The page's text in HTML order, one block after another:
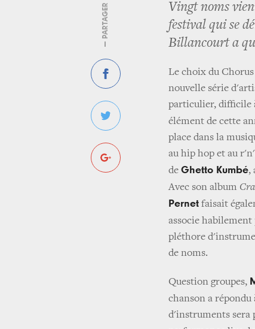
— PARTAGER
Vingt noms
festival qui se
Billancourt a
Le choix du
nouvelle série
particulier, difficile
élément de cette
place dans la
au hip hop et au
de Ghetto Kumbé,
Avec son album
Pernet faisait
associe
pléthore
de noms.
Question groupes,
chanson a
d'instruments sera